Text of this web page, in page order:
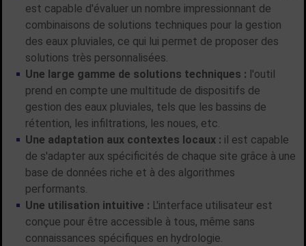
est capable d'évaluer un nombre impressionnant de
combinaisons de solutions techniques pour la gestion
des eaux pluviales, ce qui lui permet de proposer des
solutions très personnalisées.
Une large gamme de solutions techniques : l'outil
prend en compte une multitude de dispositifs de
gestion des eaux pluviales, tels que les bassins de
rétention, les infiltrations, les noues, etc.
Une adaptation aux contextes locaux : il est capable
de s'adapter aux spécificités de chaque site grâce à une
base de données riche et à des algorithmes
performants.
Une utilisation intuitive : L'interface utilisateur est
conçue pour être accessible à tous, même sans
connaissances spécifiques en hydrologie.